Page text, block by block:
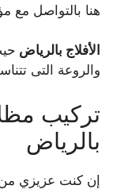
هنا بالتواصل مع
الأفلاج بالرياض
والروعة التى
تركيب
بالرياض
إن كنت عزيزي